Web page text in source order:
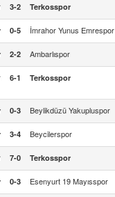
3-2 Terkosspor
0-5 İmrahor Yunus Emrespor
2-2 Ambarlıspor
6-1 Terkosspor
0-3 Beylikdüzü Yakupluspor
3-4 Beycilerspor
7-0 Terkosspor
0-3 Esenyurt 19 Mayısspor